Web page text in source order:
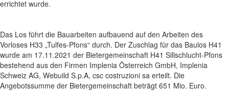
errichtet wurde.
Das Los führt die Bauarbeiten aufbauend auf den Arbeiten des
Vorloses H33 „Tulfes-Pfons“ durch. Der Zuschlag für das Baulos H41
wurde am 17.11.2021 der Bietergemeinschaft H41 Sillschlucht-Pfons
bestehend aus den Firmen Implenia Österreich GmbH, Implenia
Schweiz AG, Webuild S.p.A, csc costruzioni sa erteilt. Die
Angebotssumme der Bietergemeinschaft beträgt 651 Mio. Euro.